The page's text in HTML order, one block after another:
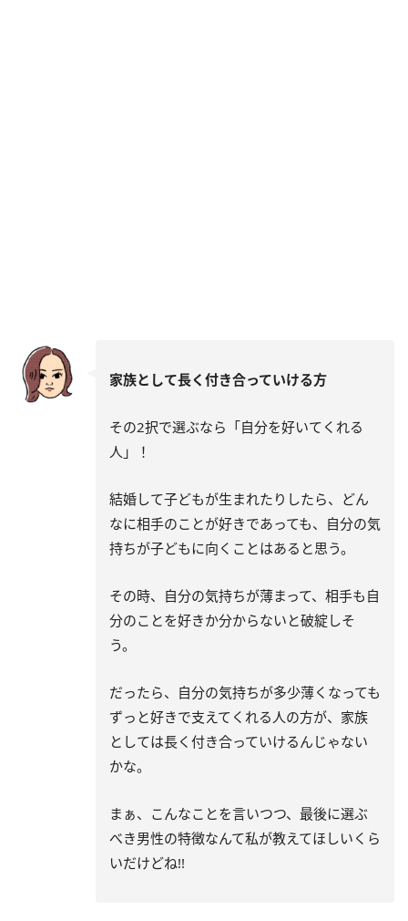
家族として長く付き合っていける方
その2択で選ぶなら「自分を好いてくれる
人」！
結婚して子どもが生まれたりしたら、どん
なに相手のことが好きであっても、自分の気
持ちが子どもに向くことはあると思う。
その時、自分の気持ちが薄まって、相手も自
分のことを好きか分からないと破綻しそ
う。
だったら、自分の気持ちが多少薄くなっても
ずっと好きで支えてくれる人の方が、家族
としては長く付き合っていけるんじゃない
かな。
まぁ、こんなことを言いつつ、最後に選ぶ
べき男性の特徴なんて私が教えてほしいくら
いだけどね!!